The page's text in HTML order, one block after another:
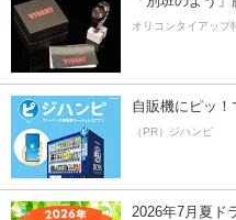
オリコンタイアップ
自販機にピッ！
（PR）ジハンピ
2026年7月夏ド